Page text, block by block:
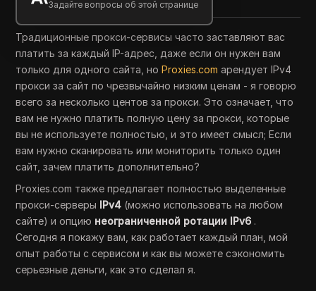
Задайте вопросы об этой странице
Традиционные прокси-сервисы часто заставляют вас
платить за каждый IP-адрес, даже если он нужен вам
только для одного сайта, ноProxies.com арендует IPv4
прокси за сайт по чрезвычайно низким ценам - я говорю
всего за несколько центов за прокси. Это означает, что
вам не нужно платить полную цену за прокси, которые
вы не используете полностью, и это имеет смысл; Если
вам нужно сканировать или мониторить только один
сайт, зачем платить дополнительно?
Proxies.com также предлагает полностью выделенные
прокси-серверы IPv4 (можно использовать на любом
сайте) и опцию неограниченной ротации IPv6 .
Сегодня я покажу вам, как работает каждый план, мой
опыт работы с сервисом и как вы можете сэкономить
серьезные деньги, как это сделал я.